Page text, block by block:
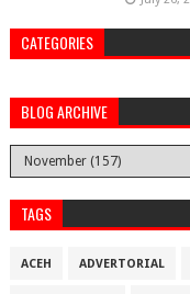
CATEGORIES
BLOG ARCHIVE
TAGS
ACEH ADVERTORIAL